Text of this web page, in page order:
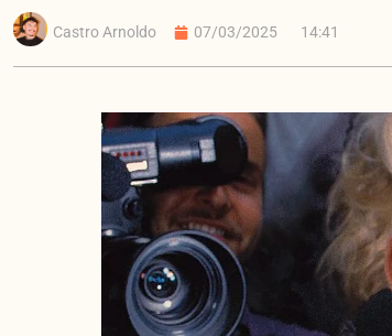
Castro Arnoldo 07/03/2025 14:41